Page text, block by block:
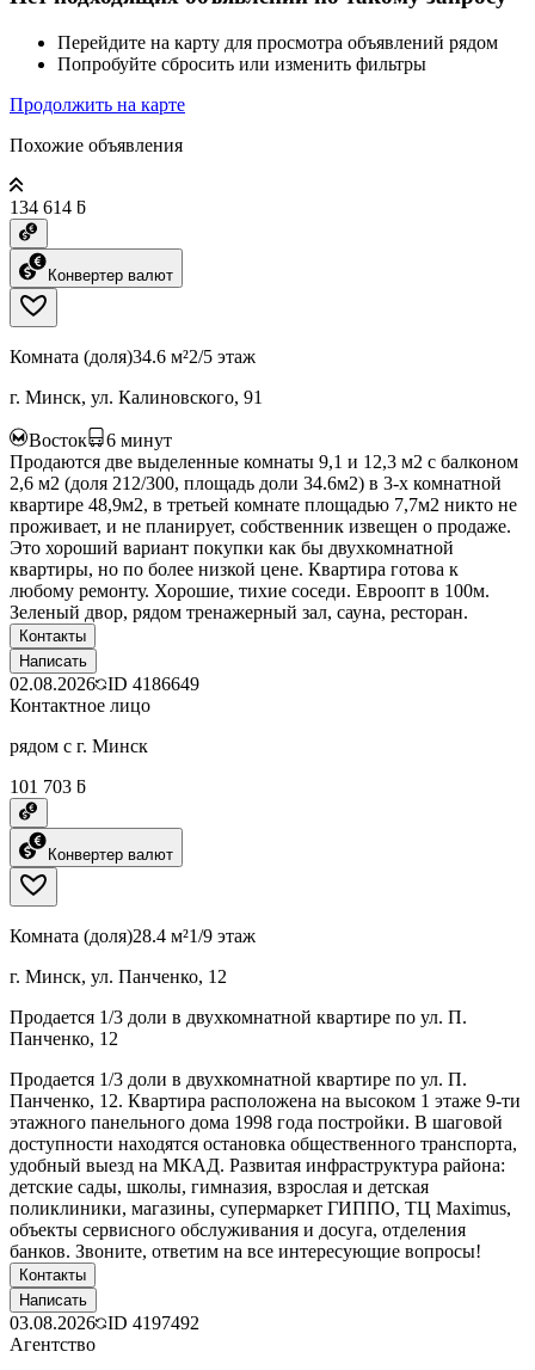
Перейдите на карту для просмотра объявлений рядом
Попробуйте сбросить или изменить фильтры
Продолжить на карте
Похожие объявления
134 614 ƃ
Конвертер валют
Комната (доля)34.6 м²2/5 этаж
г. Минск, ул. Калиновского, 91
Восток 6 минут
Продаются две выделенные комнаты 9,1 и 12,3 м2 с балконом
2,6 м2 (доля 212/300, площадь доли 34.6м2) в 3-х комнатной
квартире 48,9м2, в третьей комнате площадью 7,7м2 никто не
проживает, и не планирует, собственник извещен о продаже.
Это хороший вариант покупки как бы двухкомнатной
квартиры, но по более низкой цене. Квартира готова к
любому ремонту. Хорошие, тихие соседи. Евроопт в 100м.
Зеленый двор, рядом тренажерный зал, сауна, ресторан.
Контакты
Написать
02.08.2026 ID 4186649
Контактное лицо
рядом с г. Минск
101 703 ƃ
Конвертер валют
Комната (доля)28.4 м²1/9 этаж
г. Минск, ул. Панченко, 12
Продается 1/3 доли в двухкомнатной квартире по ул. П.
Панченко, 12
Продается 1/3 доли в двухкомнатной квартире по ул. П.
Панченко, 12. Квартира расположена на высоком 1 этаже 9-ти
этажного панельного дома 1998 года постройки. В шаговой
доступности находятся остановка общественного транспорта,
удобный выезд на МКАД. Развитая инфраструктура района:
детские сады, школы, гимназия, взрослая и детская
поликлиники, магазины, супермаркет ГИППО, ТЦ Maximus,
объекты сервисного обслуживания и досуга, отделения
банков. Звоните, ответим на все интересующие вопросы!
Контакты
Написать
03.08.2026 ID 4197492
Агентство